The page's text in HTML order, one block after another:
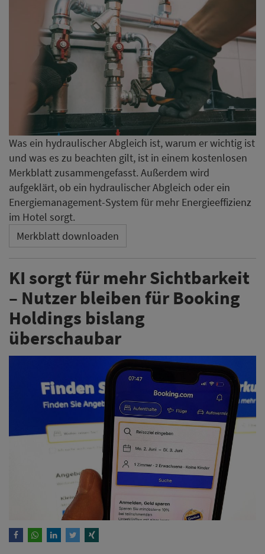
Was ein hydraulischer Abgleich ist, warum er wichtig ist
und was es zu beachten gilt, ist in einem kostenlosen
Merkblatt zusammengefasst. Außerdem wird
aufgeklärt, ob ein hydraulischer Abgleich oder ein
Energiemanagement-System für mehr Energieeffizienz
im Hotel sorgt.
Merkblatt downloaden
KI sorgt für mehr Sichtbarkeit
– Nutzer bleiben für Booking
Holdings bislang
überschaubar